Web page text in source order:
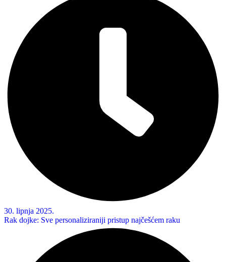
30. lipnja 2025.
Rak dojke: Sve personaliziraniji pristup najčešćem raku